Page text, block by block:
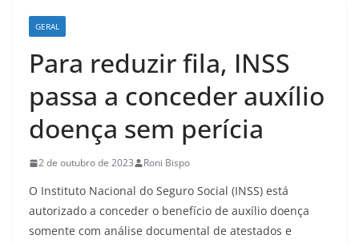
GERAL
Para reduzir fila, INSS
passa a conceder auxílio
doença sem perícia
2 de outubro de 2023 Roni Bispo
O Instituto Nacional do Seguro Social (INSS) está
autorizado a conceder o benefício de auxílio doença
somente com análise documental de atestados e